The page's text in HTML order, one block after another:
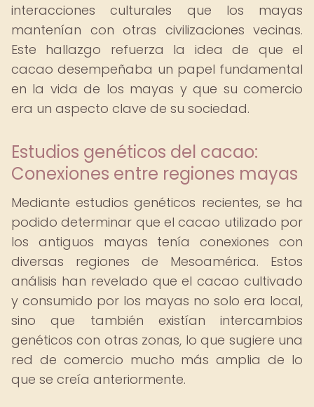
interacciones culturales que los mayas
mantenían con otras civilizaciones vecinas.
Este hallazgo refuerza la idea de que el
cacao desempeñaba un papel fundamental
en la vida de los mayas y que su comercio
era un aspecto clave de su sociedad.
Estudios genéticos del cacao:
Conexiones entre regiones mayas
Mediante estudios genéticos recientes, se ha
podido determinar que el cacao utilizado por
los antiguos mayas tenía conexiones con
diversas regiones de Mesoamérica. Estos
análisis han revelado que el cacao cultivado
y consumido por los mayas no solo era local,
sino que también existían intercambios
genéticos con otras zonas, lo que sugiere una
red de comercio mucho más amplia de lo
que se creía anteriormente.